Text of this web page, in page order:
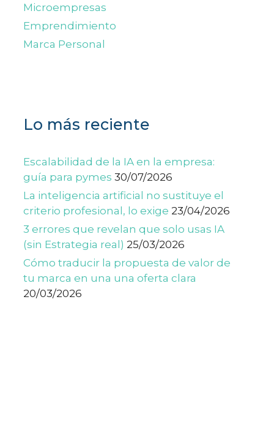
Microempresas
Emprendimiento
Marca Personal
Lo más reciente
Escalabilidad de la IA en la empresa:
guía para pymes 30/07/2026
La inteligencia artificial no sustituye el
criterio profesional, lo exige 23/04/2026
3 errores que revelan que solo usas IA
(sin Estrategia real) 25/03/2026
Cómo traducir la propuesta de valor de
tu marca en una una oferta clara
20/03/2026